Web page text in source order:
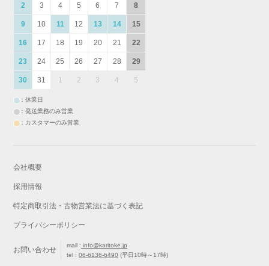
2 3 4 5 6 7 8
9 10 11 12 13 14 15
16 17 18 19 20 21 22
23 24 25 26 27 28 29
30 31 1 2 3 4 5
：休業日
：発送業務のみ営業
：カスタマーのみ営業
会社概要
採用情報
特定商取引法・古物営業法に基づく表記
プライバシーポリシー
お問い合わせ
mail : info@karitoke.jp
tel :06-6136-6490 (平日10時～17時)